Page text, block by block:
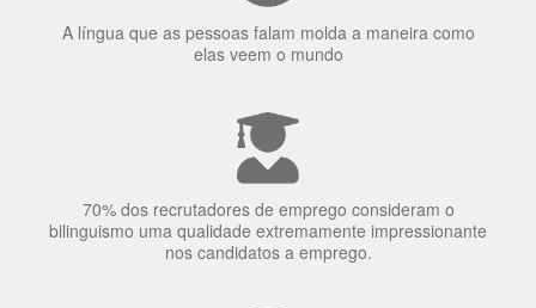
A língua que as pessoas falam molda a maneira como
elas veem o mundo
70% dos recrutadores de emprego consideram o
bilinguismo uma qualidade extremamente impressionante
nos candidatos a emprego.